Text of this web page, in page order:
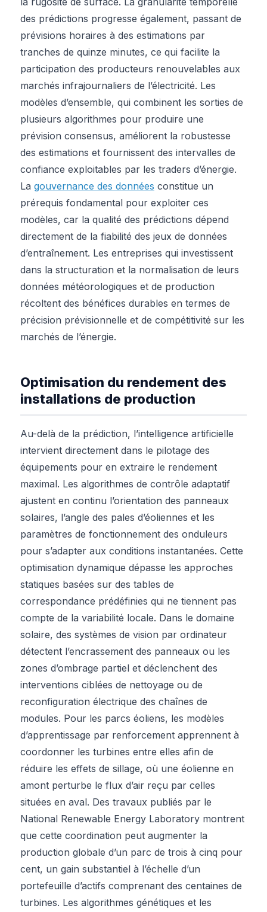
des prédictions progresse également, passant de
prévisions horaires à des estimations par
tranches de quinze minutes, ce qui facilite la
participation des producteurs renouvelables aux
marchés infrajournaliers de l’électricité. Les
modèles d’ensemble, qui combinent les sorties de
plusieurs algorithmes pour produire une
prévision consensus, améliorent la robustesse
des estimations et fournissent des intervalles de
confiance exploitables par les traders d’énergie.
La gouvernance des données constitue un
prérequis fondamental pour exploiter ces
modèles, car la qualité des prédictions dépend
directement de la fiabilité des jeux de données
d’entraînement. Les entreprises qui investissent
dans la structuration et la normalisation de leurs
données météorologiques et de production
récoltent des bénéfices durables en termes de
précision prévisionnelle et de compétitivité sur les
marchés de l’énergie.
Optimisation du rendement des
installations de production
Au-delà de la prédiction, l’intelligence artificielle
intervient directement dans le pilotage des
équipements pour en extraire le rendement
maximal. Les algorithmes de contrôle adaptatif
ajustent en continu l’orientation des panneaux
solaires, l’angle des pales d’éoliennes et les
paramètres de fonctionnement des onduleurs
pour s’adapter aux conditions instantanées. Cette
optimisation dynamique dépasse les approches
statiques basées sur des tables de
correspondance prédéfinies qui ne tiennent pas
compte de la variabilité locale. Dans le domaine
solaire, des systèmes de vision par ordinateur
détectent l’encrassement des panneaux ou les
zones d’ombrage partiel et déclenchent des
interventions ciblées de nettoyage ou de
reconfiguration électrique des chaînes de
modules. Pour les parcs éoliens, les modèles
d’apprentissage par renforcement apprennent à
coordonner les turbines entre elles afin de
réduire les effets de sillage, où une éolienne en
amont perturbe le flux d’air reçu par celles
situées en aval. Des travaux publiés par le
National Renewable Energy Laboratory montrent
que cette coordination peut augmenter la
production globale d’un parc de trois à cinq pour
cent, un gain substantiel à l’échelle d’un
portefeuille d’actifs comprenant des centaines de
turbines. Les algorithmes génétiques et les